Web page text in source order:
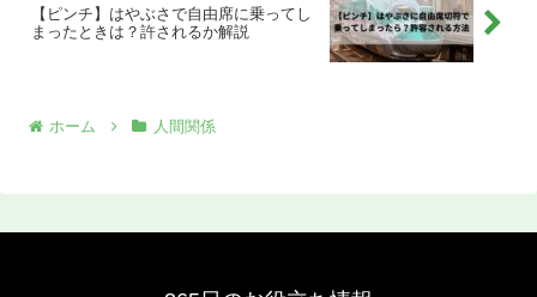
【ピンチ】はやぶさで自由席に乗ってし
まったときは？許されるか解説
ホーム 人間関係